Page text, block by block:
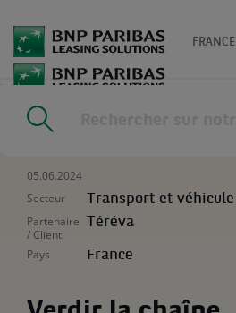
to
main
content
FRANCE
Home
d’approvisionnement
05.06.2024
Secteur Transport et véhicule
Partenaire
/ Client
Téréva
Pays France